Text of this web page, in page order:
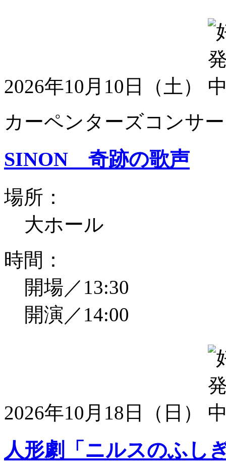
2026年10月10日（土）
カーペンターズコンサ
SINON 奇跡の歌声
場所：
大ホール
時間：
開場／13:30
開演／14:00
2026年10月18日（日）
人形劇「ニルスのふし